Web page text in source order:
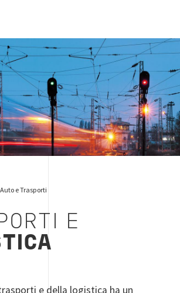
Auto e Trasporti
E
e della logistica ha un